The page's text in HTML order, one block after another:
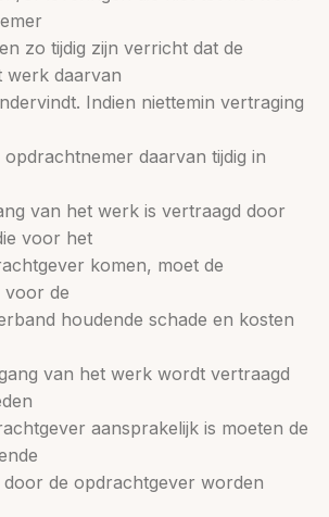
zo tijdig zijn verricht dat de
werk daarvan
Indien niettemin vertraging
daarvan tijdig in
van het werk is vertraagd door
voor het
komen, moet de
voor de
houdende schade en kosten
van het werk wordt vertraagd
aansprakelijk is moeten de
de opdrachtgever worden